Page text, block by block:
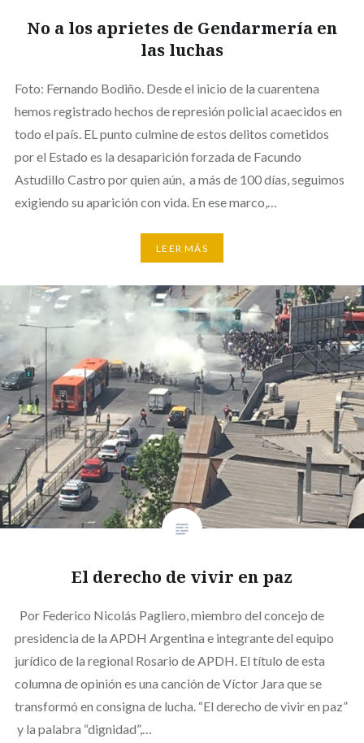
No a los aprietes de Gendarmería en
las luchas
Foto: Fernando Bodiño. Desde el inicio de la cuarentena
hemos registrado hechos de represión policial acaecidos en
todo el país. EL punto culmine de estos delitos cometidos
por el Estado es la desaparición forzada de Facundo
Astudillo Castro por quien aún, a más de 100 días, seguimos
exigiendo su aparición con vida. En ese marco,…
LEER MÁS
El derecho de vivir en paz
Por Federico Nicolás Pagliero, miembro del concejo de
presidencia de la APDH Argentina e integrante del equipo
jurídico de la regional Rosario de APDH. El título de esta
columna de opinión es una canción de Víctor Jara que se
transformó en consigna de lucha. “El derecho de vivir en paz”
y la palabra “dignidad”,…